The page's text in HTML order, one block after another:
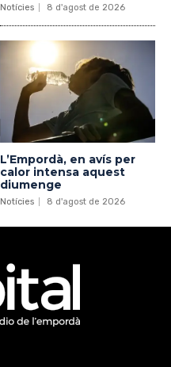
Notícies 8 d'agost de 2026
L’Empordà, en avís per
calor intensa aquest
diumenge
Notícies 8 d'agost de 2026